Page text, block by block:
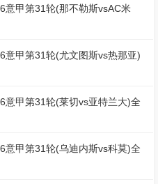
意甲第31轮(那不勒斯vsAC米
意甲第31轮(尤文图斯vs热那亚)
意甲第31轮(莱切vs亚特兰大)全
意甲第31轮(乌迪内斯vs科莫)全